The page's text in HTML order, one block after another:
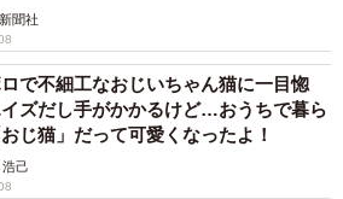
聞社
で不細工なおじいちゃん猫に一目惚
ズだし手がかかるけど…おうちで暮ら
じ猫」だって可愛くなったよ！
己